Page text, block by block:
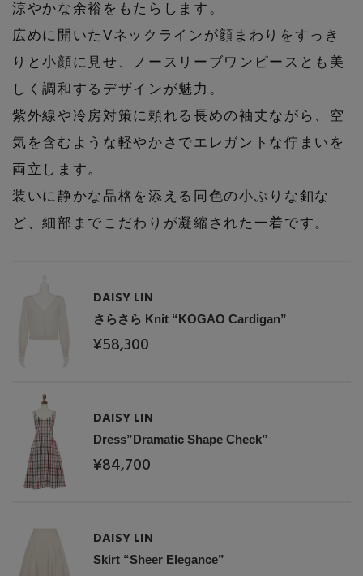
涼やかな余裕をもたらします。
広めに開いたVネックラインが顔まわりをすっき
りと小顔に見せ、ノースリーブワンピースとも美
しく調和するデザインが魅力。
紫外線や冷房対策に頼れる長めの袖丈ながら、空
気を含むような軽やかさでエレガントな佇まいを
両立します。
装いに静かな品格を添える同色の小ぶりな釦な
ど、細部までこだわりが凝縮された一着です。
DAISY LIN
さらさら Knit “KOGAO Cardigan”
¥58,300
DAISY LIN
Dress”Dramatic Shape Check”
¥84,700
DAISY LIN
Skirt “Sheer Elegance”